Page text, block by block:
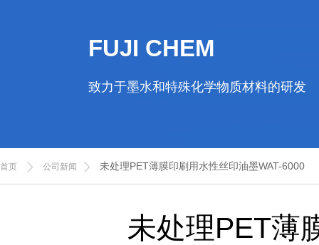
FUJI CHEM
致力于墨水和特殊化学物质材料的研发
首页 公司新闻 未处理PET薄膜印刷用水性丝印油墨WAT-6000
未处理PET薄